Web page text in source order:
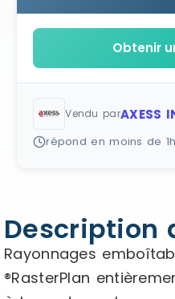
Obtenir
Vendu parAXESS
répond en moins de 1h
Description
Rayonnages
®RasterPlan